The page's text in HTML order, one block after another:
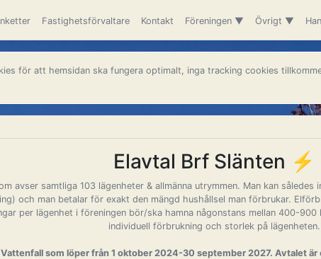
Fastighetsförvaltare Kontakt Föreningen ▼ Övrigt ▼
för att hemsidan ska fungera optimalt, inga tracking cookies
Elavtal Brf Slänten ⚡️
avser samtliga 103 lägenheter & allmänna utrymmen. Man kan
och man betalar för exakt den mängd hushållsel man förbrukar.
per lägenhet i föreningen bör/ska hamna någonstans mellan 400-
individuell förbrukning och storlek på lägenheten.
som löper från 1 oktober 2024-30 september 2027. Avtalet är